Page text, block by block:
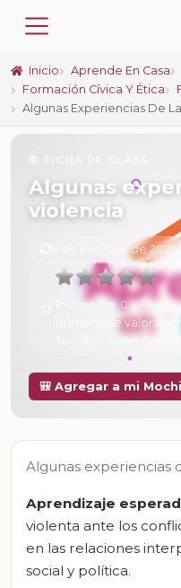
Inicio Aprende En Casa
Formación Cívica Y Ética
Algunas Experiencias De
Algunas
violencia
6 de Febrero de 2025 a
Promedio:0
Número de
Tu calificación: Sin
🎒 Agregar a mi
Algunas experiencias
Aprendizaje
violenta ante los
en las relaciones
social y política.